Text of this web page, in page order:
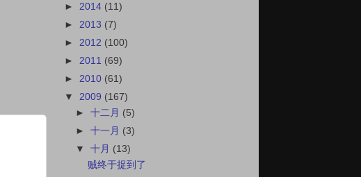
► 2014 (11)
► 2013 (7)
► 2012 (100)
► 2011 (69)
► 2010 (61)
▼ 2009 (167)
►十二月 (5)
►十一月 (3)
▼十月 (13)
贼终于捉到了